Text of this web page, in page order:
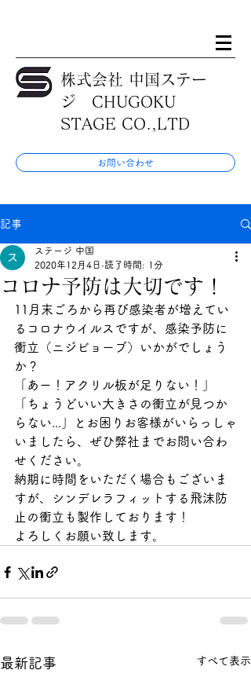
株式会社 中国ステー
ジ CHUGOKU
STAGE CO.,LTD
お問い合わせ
記事
コロナ予防は大切です！
ステージ 中国
2020年12月4日 読了時間: 1分
11月末ごろから再び感染者が増えてい
るコロナウイルスですが、感染予防に
衝立（ニジビョーブ）いかがでしょう
か？
「あー！アクリル板が足りない！」
「ちょうどいい大きさの衝立が見つか
らない...」とお困りお客様がいらっしゃ
いましたら、ぜひ弊社までお問い合わ
せください。
納期に時間をいただく場合もございま
すが、シンデレラフィットする飛沫防
止の衝立も製作しております！
よろしくお願い致します。
最新記事 すべて表示